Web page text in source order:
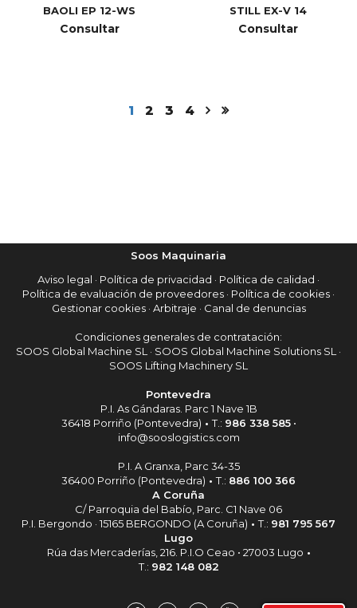
BAOLI EP 12-WS
Consultar
STILL EX-V 14
Consultar
1 2 3 4
Soos Maquinaria
Aviso legal · Política de privacidad · Política de calidad ·
Política de evaluación de proveedores · Política de cookies ·
Gestionar cookies· Arbitraje · Canal de denuncias
Condiciones generales de contratación:
SOOS Global Machine SL · SOOS Global Machine Solutions SL ·
SOOS Lifting Machinery SL
Pontevedra
P.I. As Gándaras. Parc 1 Nave 1B
36418 Porriño (Pontevedra) •T.: 986 338 585•
info@sooslogistics.com
P.I. A Granxa, Parc 34-35
36400 Porriño (Pontevedra) •T.: 886 100 366
A Coruña
C/ Parroquia del Babío, Parc. C1 Nave 06
P.I. Bergondo · 15165 BERGONDO (A Coruña) •T.: 981 795 567
Lugo
Rúa das Mercaderías, 216. P.I.O Ceao • 27003 Lugo •
T.: 982 148 082